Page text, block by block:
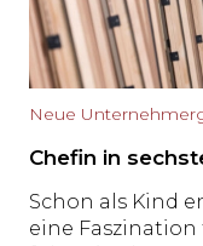
Neue
Chefin in
Schon als Kind
eine